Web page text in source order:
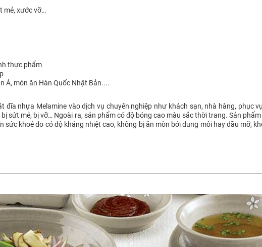
mẻ, xước vỡ…
thực phẩm
Á, món ăn Hàn Quốc Nhật Bản....
đĩa nhựa Melamine vào dịch vụ chuyên nghiệp như khách sạn, nhà hàng, phục
sứt mẻ, bị vỡ… Ngoài ra, sản phẩm có độ bóng cao màu sắc thời trang. Sản
sức khoẻ do có độ kháng nhiệt cao, không bị ăn mòn bởi dung môi hay dầu mỡ,